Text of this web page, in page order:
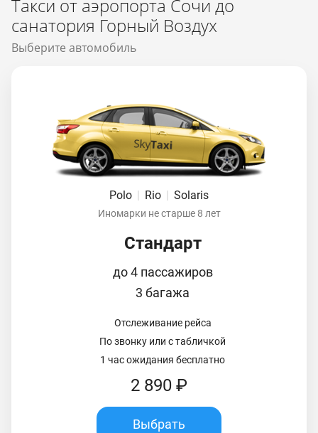
Такси от аэропорта Сочи до
санатория Горный Воздух
Выберите автомобиль
Polo | Rio | Solaris
Иномарки не старше 8 лет
Стандарт
до 4 пассажиров
3 багажа
Отслеживание рейса
По звонку или с табличкой
1 час ожидания бесплатно
2 890 ₽
Выбрать